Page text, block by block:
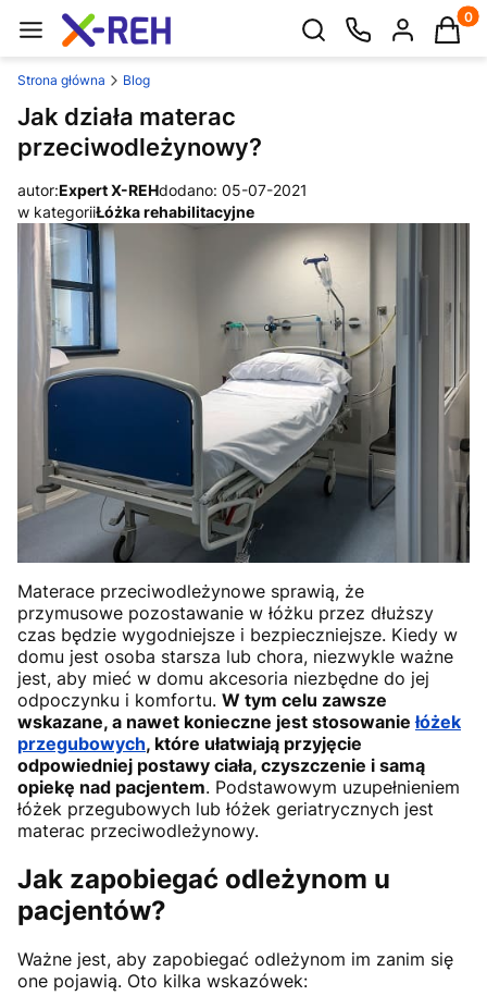
Otwórz wyszukiwarkę
Strona główna Blog
Jak działa materac
przeciwodleżynowy?
autor:Expert X-REHdodano: 05-07-2021
w kategoriiŁóżka rehabilitacyjne
Materace przeciwodleżynowe sprawią, że
przymusowe pozostawanie w łóżku przez dłuższy
czas będzie wygodniejsze i bezpieczniejsze. Kiedy w
domu jest osoba starsza lub chora, niezwykle ważne
jest, aby mieć w domu akcesoria niezbędne do jej
odpoczynku i komfortu. W tym celu zawsze
wskazane, a nawet konieczne jest stosowaniełóżek
przegubowych, które ułatwiają przyjęcie
odpowiedniej postawy ciała, czyszczenie i samą
opiekę nad pacjentem. Podstawowym uzupełnieniem
łóżek przegubowych lub łóżek geriatrycznych jest
materac przeciwodleżynowy.
Jak zapobiegać odleżynom u
pacjentów?
Ważne jest, aby zapobiegać odleżynom im zanim się
one pojawią. Oto kilka wskazówek: